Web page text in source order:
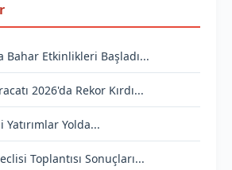
Bahar Etkinlikleri Başladı...
2026'da Rekor Kırdı...
Yatırımlar Yolda...
Toplantısı Sonuçları...